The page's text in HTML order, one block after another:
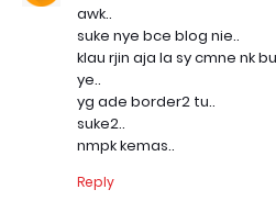
awk..
suke nye bce blog nie..
klau rjin aja la sy cmne nk
ye..
yg ade border2 tu..
suke2..
nmpk kemas..
Reply